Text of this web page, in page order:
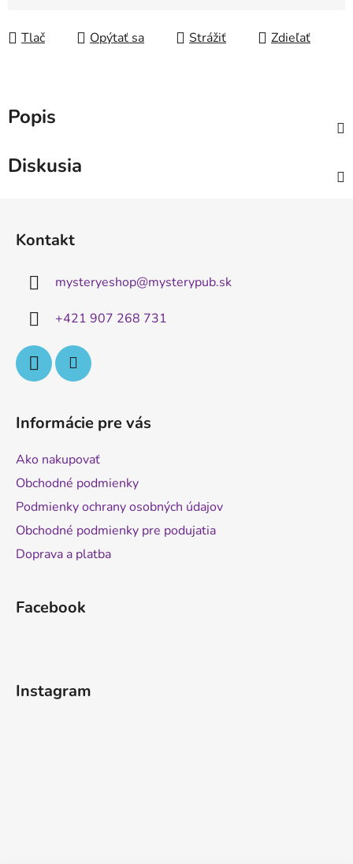
Tlač Opýtať sa Strážiť Zdieľať
Popis
Diskusia
Kontakt
mysteryeshop@mysterypub.sk
+421 907 268 731
Informácie pre vás
Ako nakupovať
Obchodné podmienky
Podmienky ochrany osobných údajov
Obchodné podmienky pre podujatia
Doprava a platba
Facebook
Instagram